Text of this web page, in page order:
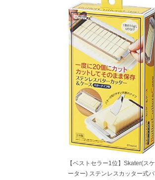
【ベストセラー1位】Skater(スケ
ーター) ステンレスカッター式バ